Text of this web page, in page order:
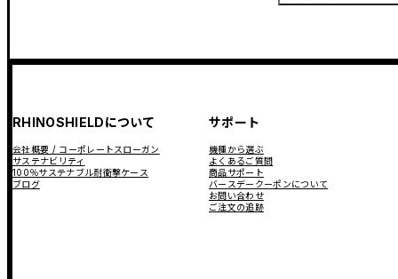
RHINOSHIELDについて
会社概要 / コーポレートスローガン
サステナビリティ
100％サステナブル耐衝撃ケース
ブログ
サポート
機種から選ぶ
よくあるご質問
商品サポート
バースデークーポンについて
お問い合わせ
ご注文の追跡